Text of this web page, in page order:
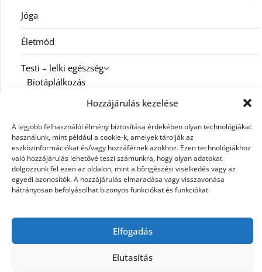
Hozzájárulás kezelése
A legjobb felhasználói élmény biztosítása érdekében olyan technológiákat
használunk, mint például a cookie-k, amelyek tárolják az
eszközinformációkat és/vagy hozzáférnek azokhoz. Ezen technológiákhoz
való hozzájárulás lehetővé teszi számunkra, hogy olyan adatokat
dolgozzunk fel ezen az oldalon, mint a böngészési viselkedés vagy az
egyedi azonosítók. A hozzájárulás elmaradása vagy visszavonása
hátrányosan befolyásolhat bizonyos funkciókat és funkciókat.
Elfogadás
Elutasítás
Jóga
Életmód
Testi – lelki egészség
Biotáplálkozás
Diéta
Fitness
Spiritualitás